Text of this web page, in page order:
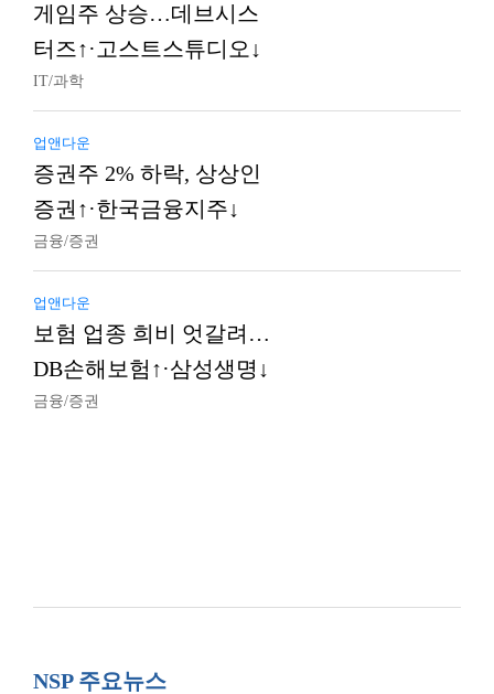
게임주 상승…데브시스
터즈↑·고스트스튜디오↓
IT/과학
업앤다운
증권주 2% 하락, 상상인
증권↑·한국금융지주↓
금융/증권
업앤다운
보험 업종 희비 엇갈려…
DB손해보험↑·삼성생명↓
금융/증권
NSP 주요뉴스